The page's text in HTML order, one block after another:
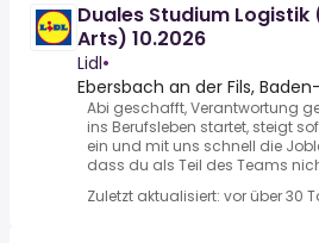
Duales Studium
Arts) 10.2026
Lidl•
Ebersbach an der Fils,
Abi geschafft, Verantwortung
ins Berufsleben startet, steigt
ein und mit uns schnell die
dass du als Teil des Teams
Zuletzt aktualisiert: vor über 30